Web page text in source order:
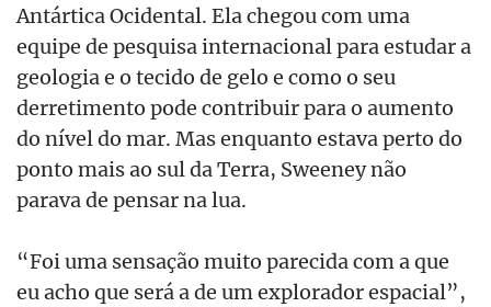
Antártica Ocidental. Ela chegou com uma
equipe de pesquisa internacional para estudar a
geologia e o tecido de gelo e como o seu
derretimento pode contribuir para o aumento
do nível do mar. Mas enquanto estava perto do
ponto mais ao sul da Terra, Sweeney não
parava de pensar na lua.
“Foi uma sensação muito parecida com a que
eu acho que será a de um explorador espacial”,